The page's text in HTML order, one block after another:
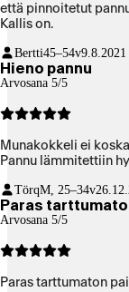
että pinnoitetut
Kallis on.
Bertti45–54v9.8.2021
Hieno pannu
Arvosana 5/5
Munakokkeli ei
Pannu lämmitettiin
TörqM, 25–34v
Paras
Arvosana 5/5
Paras tarttumaton